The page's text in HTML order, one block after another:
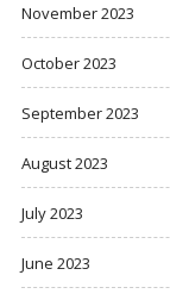
November 2023
October 2023
September 2023
August 2023
July 2023
June 2023